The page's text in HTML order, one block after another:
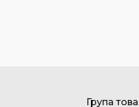
Група